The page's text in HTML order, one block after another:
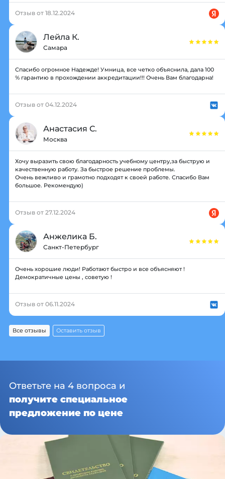
Отзыв от 18.12.2024
Лейла К.
Самара
Спасибо огромное Надежде! Умница, все четко объяснила, дала 100
% гарантию в прохождении аккредитации!!! Очень Вам благодарна!
Отзыв от 04.12.2024
Анастасия С.
Москва
Хочу выразить свою благодарность учебному центру,за быструю и
качественную работу. За быстрое решение проблемы.
Очень вежливо и грамотно подходят к своей работе. Спасибо Вам
большое. Рекомендую)
Отзыв от 27.12.2024
Анжелика Б.
Санкт-Петербург
Очень хорошие люди! Работают быстро и все объясняют !
Демократичные цены , советую !
Отзыв от 06.11.2024
Все отзывы Оставить отзыв
Ответьте на 4 вопроса и
получите специальное
предложение по цене